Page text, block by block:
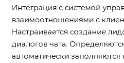
Интеграция с системой
взаимоотношениями с
Настраивается создание
диалогов чата.
автоматически